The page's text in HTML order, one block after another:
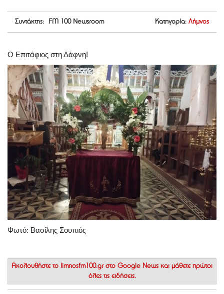
Συντάκτης: FM 100 Newsroom Κατηγορία: Λήμνος
Ο Επιτάφιος στη Δάφνη!
Φωτό: Βασίλης Σουπιός
Ακολουθήστε το limnosfm100.gr στο Google News και μάθετε πρώτοι
όλες τις ειδήσεις.